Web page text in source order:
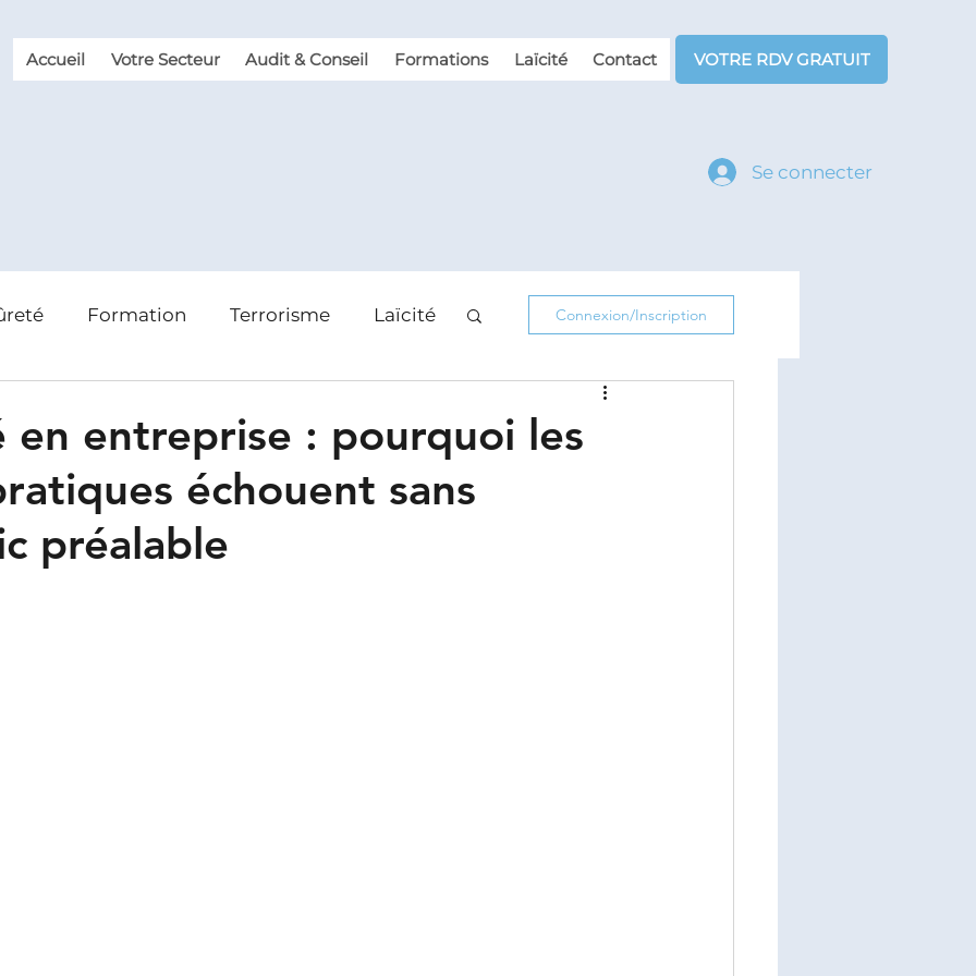
Accueil Votre Secteur Audit & Conseil Formations Laïcité Contact VOTRE RDV GRATUIT
Se connecter
Formation Terrorisme Laïcité Connexion/Inscription
en entreprise : pourquoi les
échouent sans
préalable